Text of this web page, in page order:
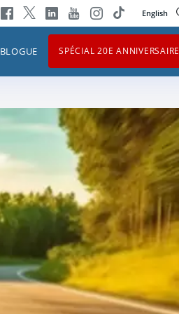
English
BLOGUE SPÉCIAL 20E ANNIVERSAIRE